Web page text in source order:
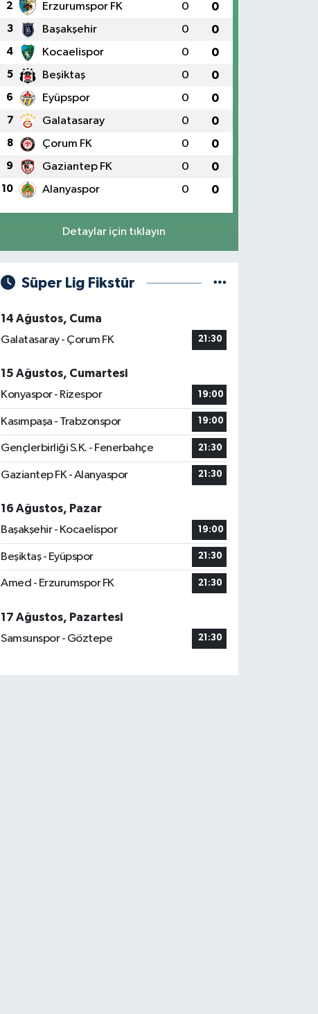
2 Erzurumspor FK 0 0
3 Başakşehir 0 0
4 Kocaelispor 0 0
5 Beşiktaş 0 0
6 Eyüpspor 0 0
7 Galatasaray 0 0
8 Çorum FK 0 0
9 Gaziantep FK 0 0
10 Alanyaspor 0 0
Detaylar için tıklayın
Süper Lig Fikstür
14 Ağustos, Cuma
Galatasaray - Çorum FK
21:30
15 Ağustos, Cumartesi
Konyaspor - Rizespor
19:00
Kasımpaşa - Trabzonspor 19:00
Gençlerbirliği S.K. - Fenerbahçe 21:30
Gaziantep FK - Alanyaspor 21:30
16 Ağustos, Pazar
Başakşehir - Kocaelispor
19:00
Beşiktaş - Eyüpspor 21:30
Amed - Erzurumspor FK 21:30
17 Ağustos, Pazartesi
Samsunspor - Göztepe
21:30